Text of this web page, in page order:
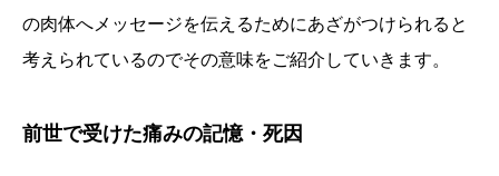
の肉体へメッセージを伝えるためにあざがつけられると
考えられているのでその意味をご紹介していきます。
前世で受けた痛みの記憶・死因